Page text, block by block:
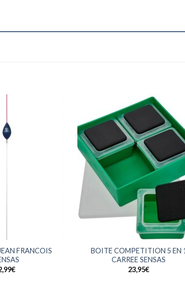
FRANCOIS
€
BOITE COMPETITION 5 EN
CARREE SENSAS
23,95€